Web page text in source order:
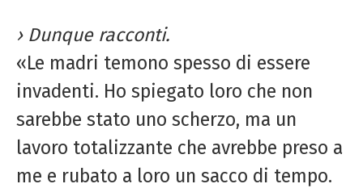
› Dunque racconti.
«Le madri temono spesso di essere
invadenti. Ho spiegato loro che non
sarebbe stato uno scherzo, ma un
lavoro totalizzante che avrebbe preso a
me e rubato a loro un sacco di tempo.